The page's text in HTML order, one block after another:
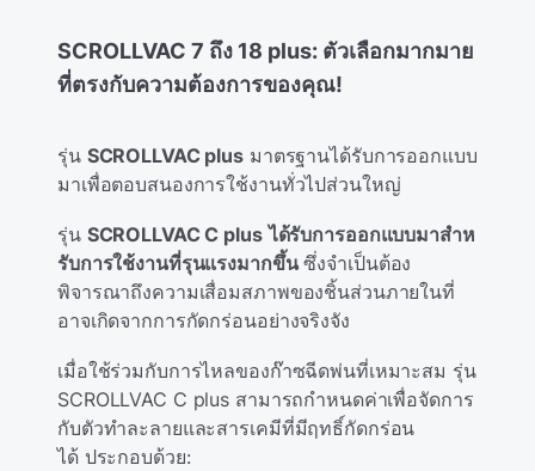
SCROLLVAC 7 ถึง 18 plus: ตัวเลือกมากมาย
ที่ตรงกับความต้องการของคุณ!
รุ่น SCROLLVAC plus มาตรฐานได้รับการออกแบบ
มาเพื่อตอบสนองการใช้งานทั่วไปส่วนใหญ่
รุ่น SCROLLVAC C plus ได้รับการออกแบบมาสําห
รับการใช้งานที่รุนแรงมากขึ้นซึ่งจําเป็นต้อง
พิจารณาถึงความเสื่อมสภาพของชิ้นส่วนภายในที่
อาจเกิดจากการกัดกร่อนอย่างจริงจัง
เมื่อใช้ร่วมกับการไหลของก๊าซฉีดพ่นที่เหมาะสม รุ่น
SCROLLVAC C plus สามารถกําหนดค่าเพื่อจัดการ
กับตัวทําละลายและสารเคมีที่มีฤทธิ์กัดกร่อน
ได้ ประกอบด้วย: